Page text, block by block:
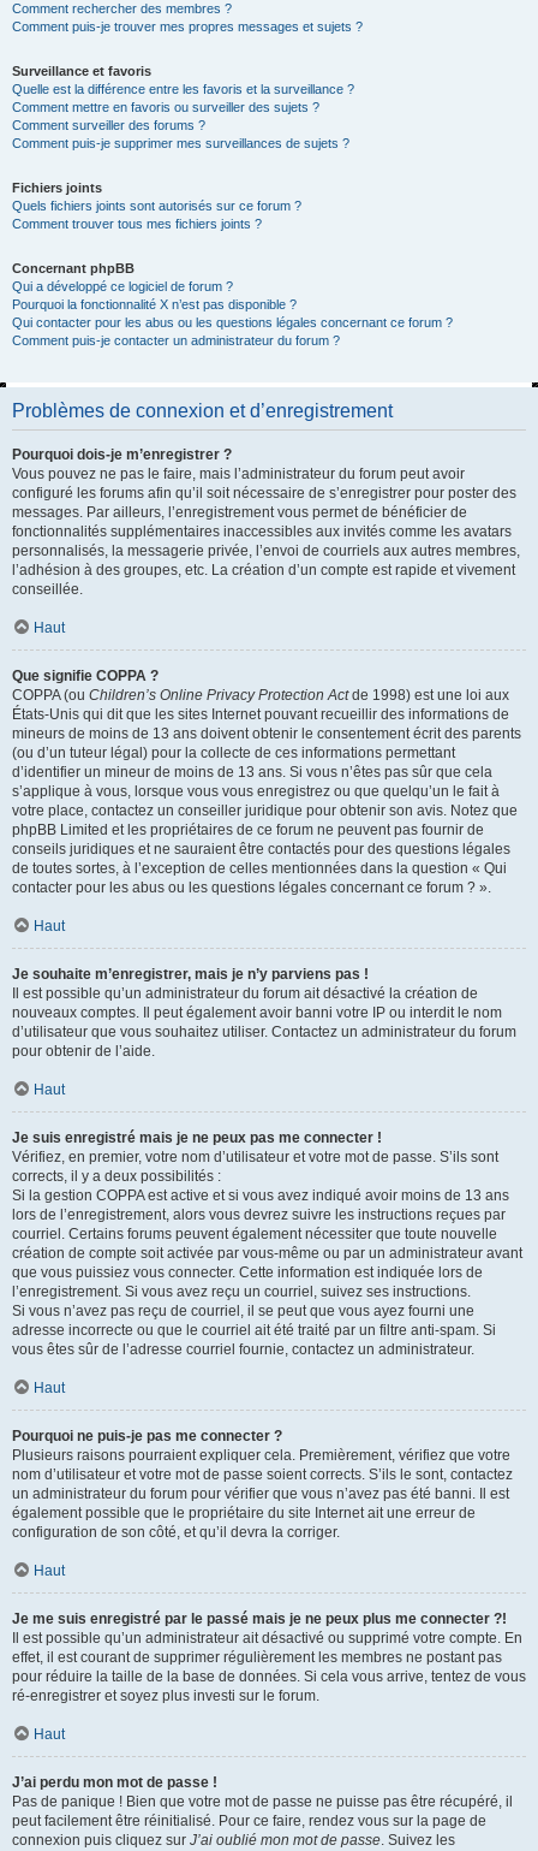
Comment rechercher des membres ?
Comment puis-je trouver mes propres messages et sujets ?
Surveillance et favoris
Quelle est la différence entre les favoris et la surveillance ?
Comment mettre en favoris ou surveiller des sujets ?
Comment surveiller des forums ?
Comment puis-je supprimer mes surveillances de sujets ?
Fichiers joints
Quels fichiers joints sont autorisés sur ce forum ?
Comment trouver tous mes fichiers joints ?
Concernant phpBB
Qui a développé ce logiciel de forum ?
Pourquoi la fonctionnalité X n’est pas disponible ?
Qui contacter pour les abus ou les questions légales concernant ce forum ?
Comment puis-je contacter un administrateur du forum ?
Problèmes de connexion et d’enregistrement
Pourquoi dois-je m’enregistrer ?
Vous pouvez ne pas le faire, mais l’administrateur du forum peut avoir
configuré les forums afin qu’il soit nécessaire de s’enregistrer pour poster des
messages. Par ailleurs, l’enregistrement vous permet de bénéficier de
fonctionnalités supplémentaires inaccessibles aux invités comme les avatars
personnalisés, la messagerie privée, l’envoi de courriels aux autres membres,
l’adhésion à des groupes, etc. La création d’un compte est rapide et vivement
conseillée.
Haut
Que signifie COPPA ?
COPPA (ou Children’s Online Privacy Protection Actde 1998) est une loi aux
États-Unis qui dit que les sites Internet pouvant recueillir des informations de
mineurs de moins de 13 ans doivent obtenir le consentement écrit des parents
(ou d’un tuteur légal) pour la collecte de ces informations permettant
d’identifier un mineur de moins de 13 ans. Si vous n’êtes pas sûr que cela
s’applique à vous, lorsque vous vous enregistrez ou que quelqu’un le fait à
votre place, contactez un conseiller juridique pour obtenir son avis. Notez que
phpBB Limited et les propriétaires de ce forum ne peuvent pas fournir de
conseils juridiques et ne sauraient être contactés pour des questions légales
de toutes sortes, à l’exception de celles mentionnées dans la question « Qui
contacter pour les abus ou les questions légales concernant ce forum ? ».
Haut
Je souhaite m’enregistrer, mais je n’y parviens pas !
Il est possible qu’un administrateur du forum ait désactivé la création de
nouveaux comptes. Il peut également avoir banni votre IP ou interdit le nom
d’utilisateur que vous souhaitez utiliser. Contactez un administrateur du forum
pour obtenir de l’aide.
Haut
Je suis enregistré mais je ne peux pas me connecter !
Vérifiez, en premier, votre nom d’utilisateur et votre mot de passe. S’ils sont
corrects, il y a deux possibilités :
Si la gestion COPPA est active et si vous avez indiqué avoir moins de 13 ans
lors de l’enregistrement, alors vous devrez suivre les instructions reçues par
courriel. Certains forums peuvent également nécessiter que toute nouvelle
création de compte soit activée par vous-même ou par un administrateur avant
que vous puissiez vous connecter. Cette information est indiquée lors de
l’enregistrement. Si vous avez reçu un courriel, suivez ses instructions.
Si vous n’avez pas reçu de courriel, il se peut que vous ayez fourni une
adresse incorrecte ou que le courriel ait été traité par un filtre anti-spam. Si
vous êtes sûr de l’adresse courriel fournie, contactez un administrateur.
Haut
Pourquoi ne puis-je pas me connecter ?
Plusieurs raisons pourraient expliquer cela. Premièrement, vérifiez que votre
nom d’utilisateur et votre mot de passe soient corrects. S’ils le sont, contactez
un administrateur du forum pour vérifier que vous n’avez pas été banni. Il est
également possible que le propriétaire du site Internet ait une erreur de
configuration de son côté, et qu’il devra la corriger.
Haut
Je me suis enregistré par le passé mais je ne peux plus me connecter ?!
Il est possible qu’un administrateur ait désactivé ou supprimé votre compte. En
effet, il est courant de supprimer régulièrement les membres ne postant pas
pour réduire la taille de la base de données. Si cela vous arrive, tentez de vous
ré-enregistrer et soyez plus investi sur le forum.
Haut
J’ai perdu mon mot de passe !
Pas de panique ! Bien que votre mot de passe ne puisse pas être récupéré, il
peut facilement être réinitialisé. Pour ce faire, rendez vous sur la page de
connexion puis cliquez sur J’ai oublié mon mot de passe. Suivez les